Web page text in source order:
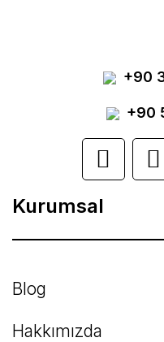
Ürün resmi
görüntülenemiyor.
Ürün
Ürün bilgilerinde
Ürün fiyatı diğer
Bu ürüne benzer
+90
+90
Kurumsal
Blog
Hakkımızda